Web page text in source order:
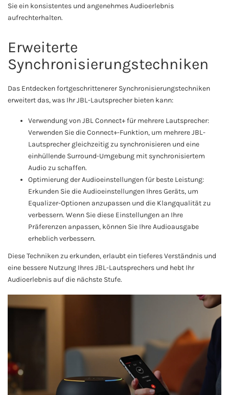
Sie ein konsistentes und angenehmes Audioerlebnis
aufrechterhalten.
Erweiterte
Synchronisierungstechniken
Das Entdecken fortgeschrittenerer Synchronisierungstechniken
erweitert das, was Ihr JBL-Lautsprecher bieten kann:
Verwendung von JBL Connect+ für mehrere Lautsprecher:
Verwenden Sie die Connect+-Funktion, um mehrere JBL-
Lautsprecher gleichzeitig zu synchronisieren und eine
einhüllende Surround-Umgebung mit synchronisiertem
Audio zu schaffen.
Optimierung der Audioeinstellungen für beste Leistung:
Erkunden Sie die Audioeinstellungen Ihres Geräts, um
Equalizer-Optionen anzupassen und die Klangqualität zu
verbessern. Wenn Sie diese Einstellungen an Ihre
Präferenzen anpassen, können Sie Ihre Audioausgabe
erheblich verbessern.
Diese Techniken zu erkunden, erlaubt ein tieferes Verständnis und
eine bessere Nutzung Ihres JBL-Lautsprechers und hebt Ihr
Audioerlebnis auf die nächste Stufe.